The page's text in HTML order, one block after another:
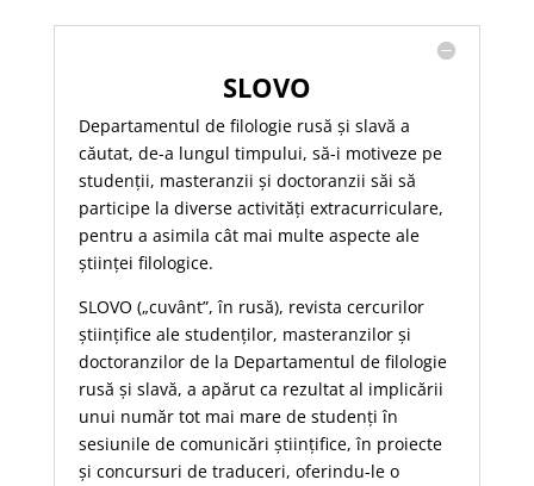
SLOVO
Departamentul de filologie rusă și slavă a
căutat, de-a lungul timpului, să-i motiveze pe
studenții, masteranzii și doctoranzii săi să
participe la diverse activități extracurriculare,
pentru a asimila cât mai multe aspecte ale
științei filologice.
SLOVO („cuvânt”, în rusă), revista cercurilor
științifice ale studenților, masteranzilor și
doctoranzilor de la Departamentul de filologie
rusă și slavă, a apărut ca rezultat al implicării
unui număr tot mai mare de studenți în
sesiunile de comunicări științifice, în proiecte
și concursuri de traduceri, oferindu-le o